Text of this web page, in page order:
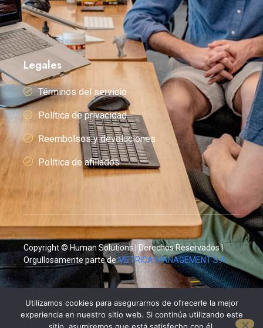
Legales
Términos del servicio
Política de privacidad
Reembolsos y devoluciones
Política de afiliados
Copyright © Human Solutions | Derechos Reservados |
Orgullosamente parte deMETRICA MANAGEMENT S.A.
Utilizamos cookies para asegurarnos de ofrecerle la mejor
experiencia en nuestro sitio web. Si continúa utilizando este